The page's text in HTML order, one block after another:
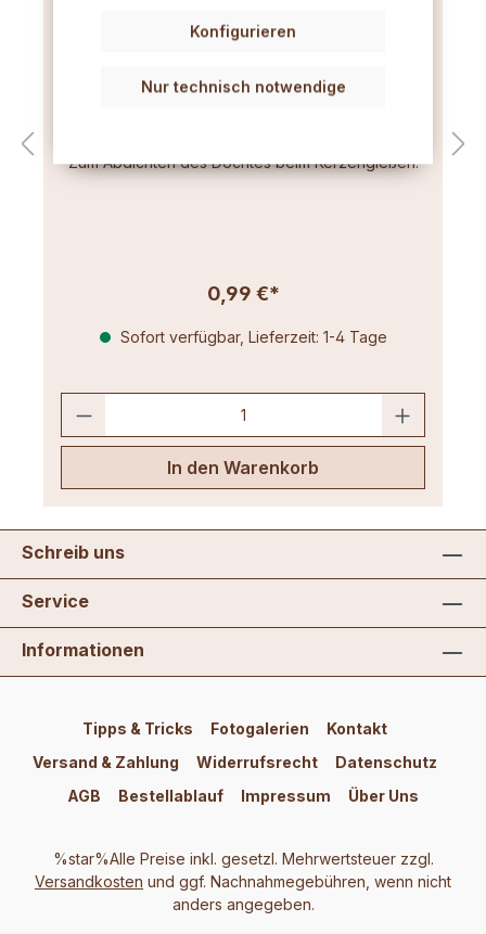
Spezial-Knetmasse
Zum Abdichten des Dochtes beim Kerzengießen.
0,99 €*
Sofort verfügbar, Lieferzeit: 1-4 Tage
In den Warenkorb
Schreib uns
Service
Informationen
Tipps & Tricks Fotogalerien
Kontakt
Versand & Zahlung
Widerrufsrecht
Datenschutz
AGB
Bestellablauf Impressum Über Uns
%star%Alle Preise inkl. gesetzl. Mehrwertsteuer zzgl.
Versandkosten und ggf. Nachnahmegebühren, wenn nicht
anders angegeben.
Nur technisch notwendige
Konfigurieren